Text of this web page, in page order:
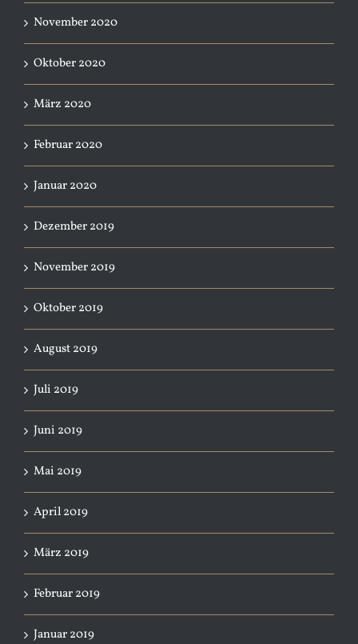
November 2020
Oktober 2020
März 2020
Februar 2020
Januar 2020
Dezember 2019
November 2019
Oktober 2019
August 2019
Juli 2019
Juni 2019
Mai 2019
April 2019
März 2019
Februar 2019
Januar 2019